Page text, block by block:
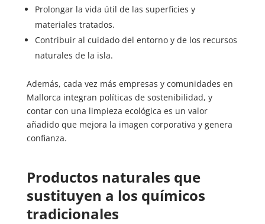
Prolongar la vida útil de las superficies y
materiales tratados.
Contribuir al cuidado del entorno y de los recursos
naturales de la isla.
Además, cada vez más empresas y comunidades en
Mallorca integran políticas de sostenibilidad, y
contar con una limpieza ecológica es un valor
añadido que mejora la imagen corporativa y genera
confianza.
Productos naturales que
sustituyen a los químicos
tradicionales